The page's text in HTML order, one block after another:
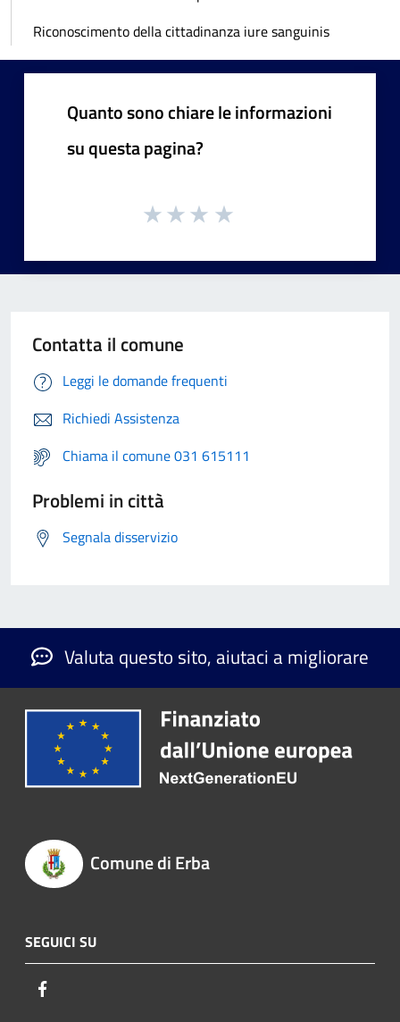
Riconoscimento della cittadinanza iure sanguinis
Quanto sono chiare le informazioni
su questa pagina?
Contatta il comune
Leggi le domande frequenti
Richiedi Assistenza
Chiama il comune 031 615111
Problemi in città
Segnala disservizio
Valuta questo sito, aiutaci a migliorare
Comune di Erba
SEGUICI SU